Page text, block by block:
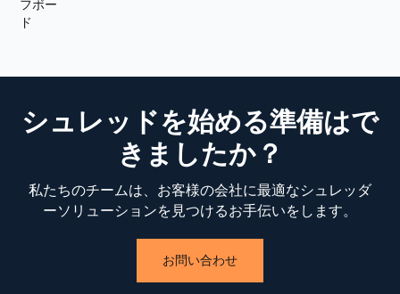
シュレッドを始める準備はで
きましたか？
私たちのチームは、お客様の会社に最適なシュレッダ
ーソリューションを見つけるお手伝いをします。
お問い合わせ